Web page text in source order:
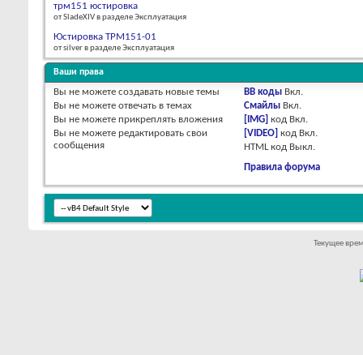
трм151 юстировка
от SladeXIV в разделе Эксплуатация
Юстировка ТРМ151-01
от silver в разделе Эксплуатация
Ваши права
Вы не можете создавать новые темы
Вы не можете отвечать в темах
Вы не можете прикреплять вложения
Вы не можете редактировать свои
сообщения
BB коды Вкл.
Смайлы Вкл.
[IMG] код Вкл.
[VIDEO] код Вкл.
HTML код Выкл.
Правила форума
Текущее